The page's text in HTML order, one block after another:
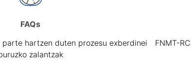
FAQs
hartzen duten prozesu exberdinei
zalantzak
FNMT-